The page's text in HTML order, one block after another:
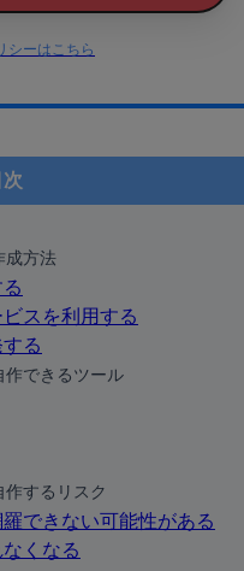
シーはこちら
次
成方法
スを利用する
る
作できるツール
するリスク
できない可能性がある
くなる